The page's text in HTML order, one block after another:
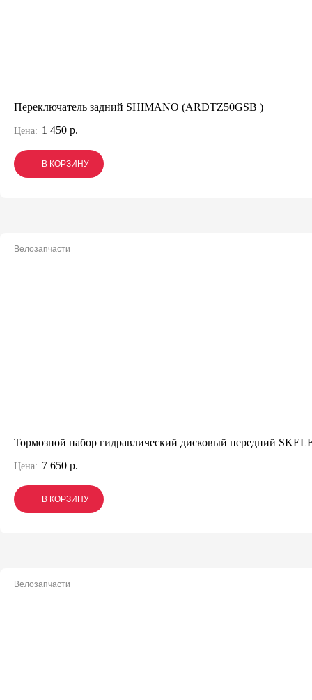
Переключатель задний SHIMANO (ARDTZ50GSВ )
Цена: 1 450 р.
В КОРЗИНУ
В КОРЗИНУ
В КОРЗИНУ
Велозапчасти
Тормозной набор гидравлический дисковый передний
Цена: 7 650 р.
В КОРЗИНУ
В КОРЗИНУ
В КОРЗИНУ
Велозапчасти